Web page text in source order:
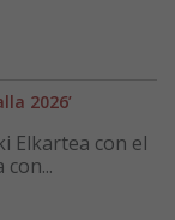
2026’
Elkartea con el